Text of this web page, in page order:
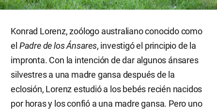
Konrad Lorenz, zoólogo australiano conocido como
el Padre de los Ánsares, investigó el principio de la
impronta. Con la intención de dar algunos ánsares
silvestres a una madre gansa después de la
eclosión, Lorenz estudió a los bebés recién nacidos
por horas y los confió a una madre gansa. Pero uno